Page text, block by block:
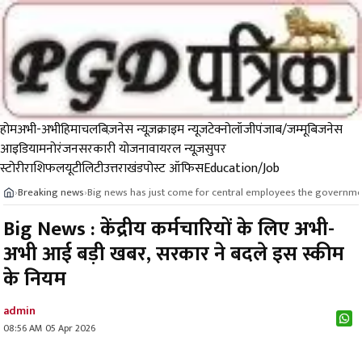
होमअभी-अभीहिमाचलबिज़नेस न्यूज़क्राइम न्यूजटेक्नोलॉजीपंजाब/जम्मूबिजनेस
आइडियामनोरंजनसरकारी योजनावायरल न्यूज़सुपर
स्टोरीराशिफलयूटीलिटीउत्तराखंडपोस्ट ऑफिसEducation/Job
›Breaking news›Big news has just come for central employees the
Big News : केंद्रीय कर्मचारियों के लिए अभी-
अभी आई बड़ी खबर, सरकार ने बदले इस स्कीम
के नियम
admin
08:56 AM 05 Apr 2026